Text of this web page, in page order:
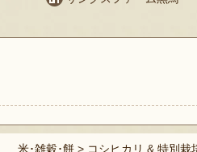
米･雑穀･餅 > コシヒカリ & 特別栽